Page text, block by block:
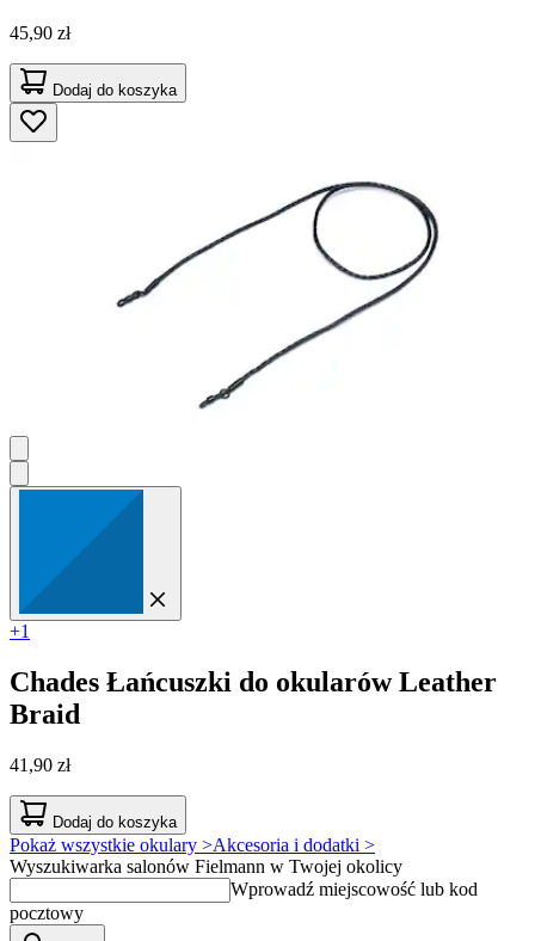
45,90 zł
Dodaj do koszyka
+1
Chades Łańcuszki do okularów Leather
Braid
41,90 zł
Dodaj do koszyka
Pokaż wszystkie okulary >Akcesoria i dodatki >
Wyszukiwarka salonów Fielmann w Twojej okolicy
Wprowadź miejscowość lub kod
pocztowy